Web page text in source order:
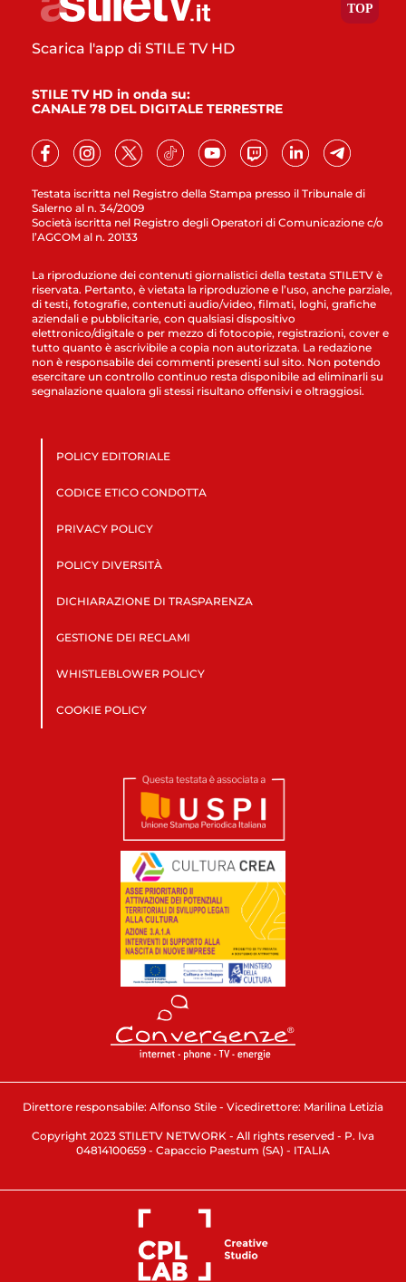
Testata iscritta nel Registro della Stampa presso il Tribunale di
Salerno al n. 34/2009
Società iscritta nel Registro degli Operatori di Comunicazione c/o
l’AGCOM al n. 20133
Scarica l'app di STILE TV HD
STILE TV HD in onda su:
CANALE 78 DEL DIGITALE TERRESTRE
La riproduzione dei contenuti giornalistici della testata STILETV è
riservata. Pertanto, è vietata la riproduzione e l’uso, anche parziale,
di testi, fotografie, contenuti audio/video, filmati, loghi, grafiche
aziendali e pubblicitarie, con qualsiasi dispositivo
elettronico/digitale o per mezzo di fotocopie, registrazioni, cover e
tutto quanto è ascrivibile a copia non autorizzata. La redazione
non è responsabile dei commenti presenti sul sito. Non potendo
esercitare un controllo continuo resta disponibile ad eliminarli su
segnalazione qualora gli stessi risultano offensivi e oltraggiosi.
POLICY EDITORIALE
CODICE ETICO CONDOTTA
PRIVACY POLICY
POLICY DIVERSITÀ
DICHIARAZIONE DI TRASPARENZA
GESTIONE DEI RECLAMI
WHISTLEBLOWER POLICY
COOKIE POLICY
Direttore responsabile: Alfonso Stile - Vicedirettore: Marilina Letizia
Copyright 2023 STILETV NETWORK - All rights reserved - P. Iva
04814100659 - Capaccio Paestum (SA) - ITALIA